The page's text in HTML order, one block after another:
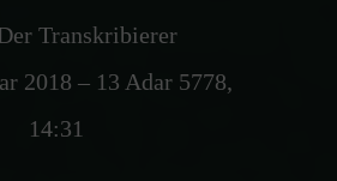
Transkribierer
2018 – 13 Adar 5778,
14:31